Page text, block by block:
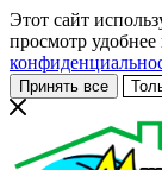
Этот сайт
просмотр удобнее
Принять все